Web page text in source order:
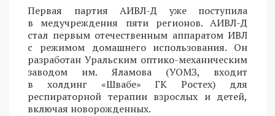
Первая партия АИВЛ-Д уже поступила
в медучреждения пяти регионов. АИВЛ-Д
стал первым отечественным аппаратом ИВЛ
с режимом домашнего использования. Он
разработан Уральским оптико-механическим
заводом им. Яламова (УОМЗ, входит
в холдинг «Швабе» ГК Ростех) для
респираторной терапии взрослых и детей,
включая новорожденных.